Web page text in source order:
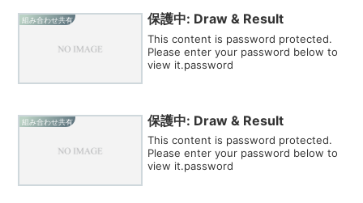
組み合わせ共有 保護中: Draw & Result
This content is password protected.
Please enter your password below to
view it.password
組み合わせ共有 保護中: Draw & Result
This content is password protected.
Please enter your password below to
view it.password